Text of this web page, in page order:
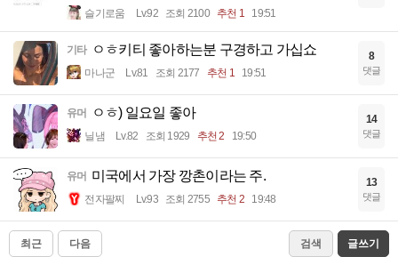
슬기로움 Lv.92 조회 2100 추천 1 19:51
기타 ㅇㅎ키티 좋아하는분 구경하고 가십쇼
마나군 Lv.81 조회 2177 추천 1 19:51
8
댓글
유머 ㅇㅎ) 일요일 좋아
닐냄 Lv.82 조회 1929 추천 2 19:50
14
댓글
유머 미국에서 가장 깡촌이라는 주.
전자팔찌 Lv.93 조회 2755 추천 2 19:48
13
댓글
최근 다음 검색 글쓰기